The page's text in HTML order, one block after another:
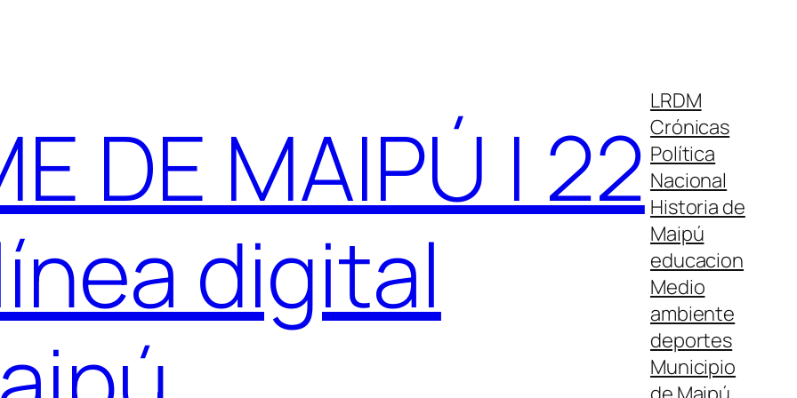
DE MAIPÚ | 22
digital
LRDM
Crónicas
Política
Nacional
Historia de
Maipú
educacion
Medio
ambiente
deportes
Municipio